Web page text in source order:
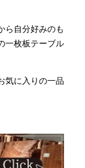
ら自分好みのも
一枚板テーブル
気に入りの一品